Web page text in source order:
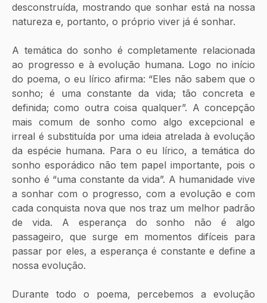
desconstruída, mostrando que sonhar está na nossa
natureza e, portanto, o próprio viver já é sonhar.
A temática do sonho é completamente relacionada
ao progresso e à evolução humana. Logo no início
do poema, o eu lírico afirma: “Eles não sabem que o
sonho; é uma constante da vida; tão concreta e
definida; como outra coisa qualquer”. A concepção
mais comum de sonho como algo excepcional e
irreal é substituída por uma ideia atrelada à evolução
da espécie humana. Para o eu lírico, a temática do
sonho esporádico não tem papel importante, pois o
sonho é “uma constante da vida”. A humanidade vive
a sonhar com o progresso, com a evolução e com
cada conquista nova que nos traz um melhor padrão
de vida. A esperança do sonho não é algo
passageiro, que surge em momentos difíceis para
passar por eles, a esperança é constante e define a
nossa evolução.
Durante todo o poema, percebemos a evolução